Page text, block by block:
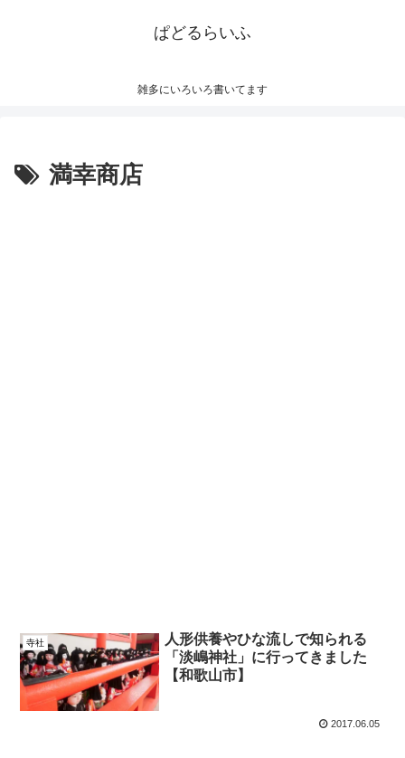
ぱどるらいふ
雑多にいろいろ書いてます
満幸商店
寺社
人形供養やひな流しで知られる
「淡嶋神社」に行ってきました
【和歌山市】
2017.06.05